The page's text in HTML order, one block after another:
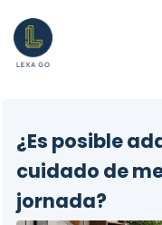
¿Es posible
cuidado de
jornada?